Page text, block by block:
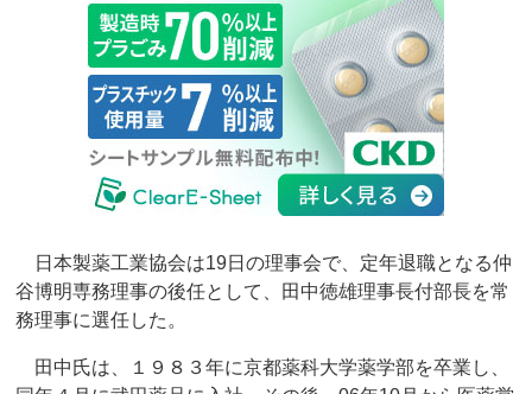
日本製薬工業協会は19日の理事会で、定年退職となる仲
谷博明専務理事の後任として、田中徳雄理事長付部長を常
務理事に選任した。
田中氏は、１９８３年に京都薬科大学薬学部を卒業し、